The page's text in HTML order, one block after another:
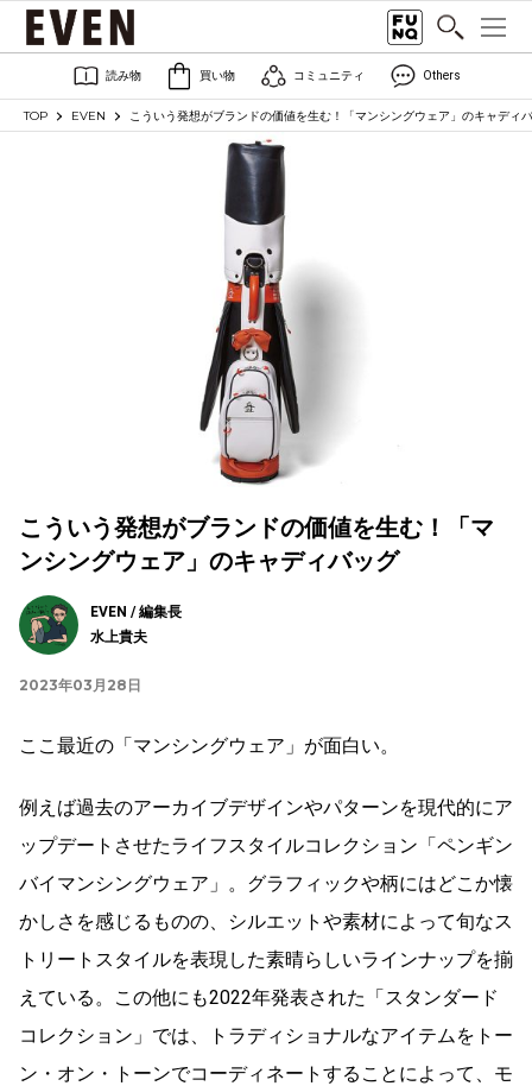
読み物 買い物 コミュニティ Others
TOP EVEN こういう発想がブランドの価値を生む！「マンシングウェア」のキャディ
こういう発想がブランドの価値を生む！「マ
ンシングウェア」のキャディバッグ
EVEN / 編集長
水上貴夫
2023年03月28日
ここ最近の「マンシングウェア」が面白い。
例えば過去のアーカイブデザインやパターンを現代的にア
ップデートさせたライフスタイルコレクション「ペンギン
バイマンシングウェア」。グラフィックや柄にはどこか懐
かしさを感じるものの、シルエットや素材によって旬なス
トリートスタイルを表現した素晴らしいラインナップを揃
えている。この他にも2022年発表された「スタンダード
コレクション」では、トラディショナルなアイテムをトー
ン・オン・トーンでコーディネートすることによって、モ